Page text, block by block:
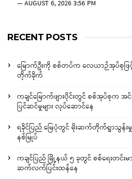
—AUGUST 6, 2026 3:56 PM
RECENT POSTS
မြောက်ဦးကို စစ်တပ်က လေယာဉ်အုပ်စုဖြင့်
တိုက်ခိုက်
ကချင်မြောက်ဖျားပိုင်းတွင် စစ်အုပ်စုက အ
ပြင်ဆင်မှုများ လုပ်ဆောင်နေ
ရခိုင်ပြည် မြေပုံတွင် မိုးဆက်တိုက်ရွာသွန်းမှု
နစ်မြုပ်
ကချင်ပြည် မြို့နယ် ၅ ခုတွင် စစ်ရေးတင်းမ
ဆက်လက်ပြင်းထန်နေ